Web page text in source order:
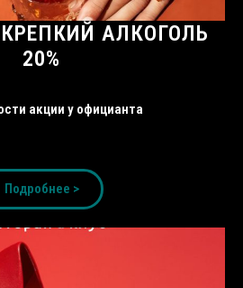
АЛКОГОЛЬ
20%
акции у официанта
Подробнее >